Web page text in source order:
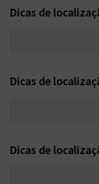
Dicas de
Dicas de
Dicas de